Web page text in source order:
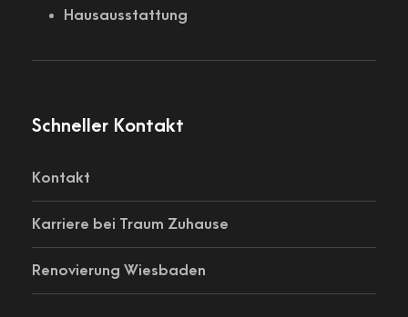
Hausausstattung
Schneller Kontakt
Kontakt
Karriere bei Traum Zuhause
Renovierung Wiesbaden